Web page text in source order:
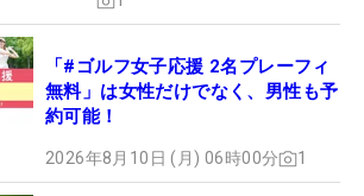
「#ゴルフ女子応援 2名プレーフィ
無料」は女性だけでなく、男性も予
約可能！
2026年8月10日 (月) 06時00分 1